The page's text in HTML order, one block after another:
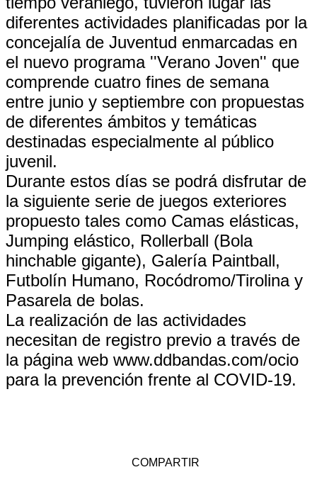
diferentes actividades planificadas por la
concejalía de Juventud enmarcadas en
el nuevo programa ''Verano Joven'' que
comprende cuatro fines de semana
entre junio y septiembre con propuestas
de diferentes ámbitos y temáticas
destinadas especialmente al público
juvenil.
Durante estos días se podrá disfrutar de
la siguiente serie de juegos exteriores
propuesto tales como Camas elásticas,
Jumping elástico, Rollerball (Bola
hinchable gigante), Galería Paintball,
Futbolín Humano, Rocódromo/Tirolina y
Pasarela de bolas.
La realización de las actividades
necesitan de registro previo a través de
la página web www.ddbandas.com/ocio
para la prevención frente al COVID-19.
COMPARTIR